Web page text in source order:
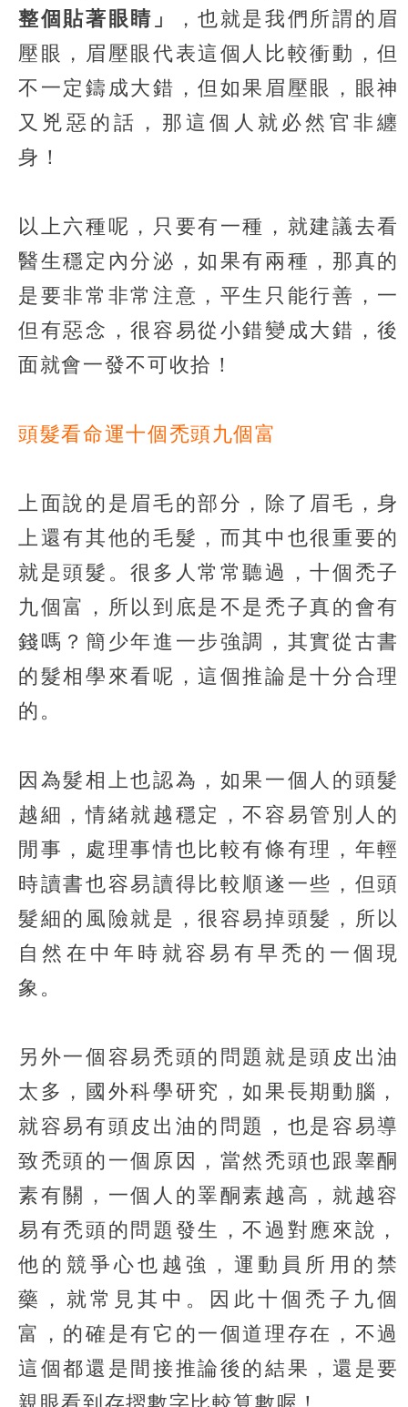
整個貼著眼睛」
，也就是我們所謂的眉
壓眼，眉壓眼代表這個人比較衝動，但
不一定鑄成大錯，但如果眉壓眼，眼神
又兇惡的話，那這個人就必然官非纏
身！
以上六種呢，只要有一種，就建議去看
醫生穩定內分泌，如果有兩種，那真的
是要非常非常注意，平生只能行善，一
但有惡念，很容易從小錯變成大錯，後
面就會一發不可收拾！
頭髮看命運十個禿頭九個富
上面說的是眉毛的部分，除了眉毛，身
上還有其他的毛髮，而其中也很重要的
就是頭髮。很多人常常聽過，十個禿子
九個富，所以到底是不是禿子真的會有
錢嗎？簡少年進一步強調，其實從古書
的髮相學來看呢，這個推論是十分合理
的。
因為髮相上也認為，如果一個人的頭髮
越細，情緒就越穩定，不容易管別人的
閒事，處理事情也比較有條有理，年輕
時讀書也容易讀得比較順遂一些，但頭
髮細的風險就是，很容易掉頭髮，所以
自然在中年時就容易有早禿的一個現
象。
另外一個容易禿頭的問題就是頭皮出油
太多，國外科學研究，如果長期動腦，
就容易有頭皮出油的問題，也是容易導
致禿頭的一個原因，當然禿頭也跟睾酮
素有關，一個人的睪酮素越高，就越容
易有禿頭的問題發生，不過對應來說，
他的競爭心也越強，運動員所用的禁
藥，就常見其中。因此十個禿子九個
富，的確是有它的一個道理存在，不過
這個都還是間接推論後的結果，還是要